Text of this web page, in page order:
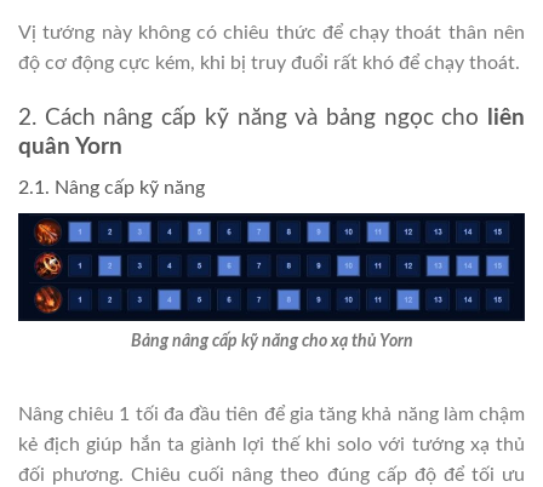
Vị tướng này không có chiêu thức để chạy thoát thân nên
độ cơ động cực kém, khi bị truy đuổi rất khó để chạy thoát.
2. Cách nâng cấp kỹ năng và bảng ngọc cho
liên
quân Yorn
2.1. Nâng cấp kỹ năng
Bảng nâng cấp kỹ năng cho xạ thủ Yorn
Nâng chiêu 1 tối đa đầu tiên để gia tăng khả năng làm chậm
kẻ địch giúp hắn ta giành lợi thế khi solo với tướng xạ thủ
đối phương. Chiêu cuối nâng theo đúng cấp độ để tối ưu